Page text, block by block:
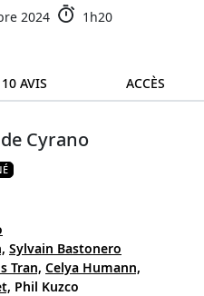
2024 1h20
10 AVIS ACCÈS
Cyrano
Sylvain Bastonero
Tran, Celya Humann,
Phil Kuzco